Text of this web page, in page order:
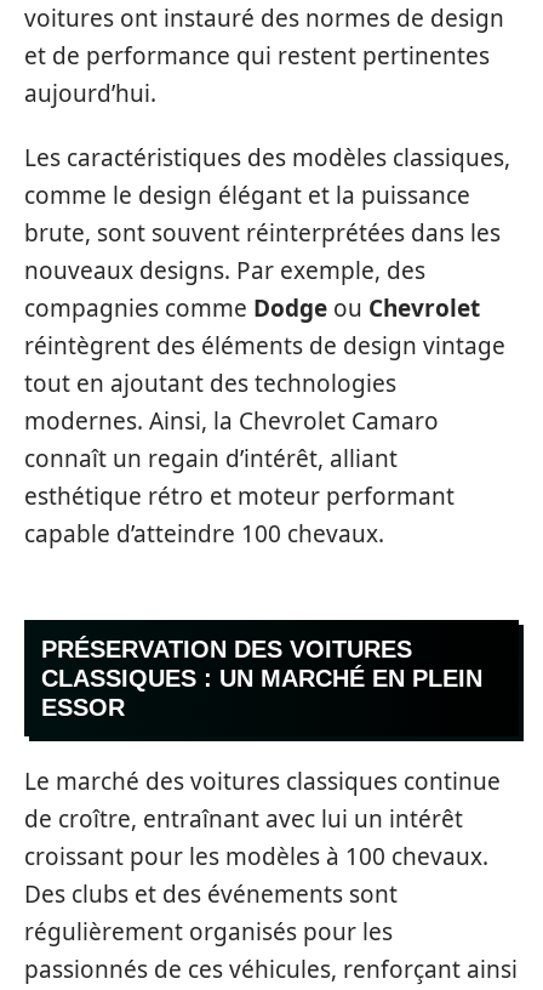
voitures ont instauré des normes de design
et de performance qui restent pertinentes
aujourd’hui.
Les caractéristiques des modèles classiques,
comme le design élégant et la puissance
brute, sont souvent réinterprétées dans les
nouveaux designs. Par exemple, des
compagnies comme Dodge ou Chevrolet
réintègrent des éléments de design vintage
tout en ajoutant des technologies
modernes. Ainsi, la Chevrolet Camaro
connaît un regain d’intérêt, alliant
esthétique rétro et moteur performant
capable d’atteindre 100 chevaux.
PRÉSERVATION DES VOITURES
CLASSIQUES : UN MARCHÉ EN PLEIN
ESSOR
Le marché des voitures classiques continue
de croître, entraînant avec lui un intérêt
croissant pour les modèles à 100 chevaux.
Des clubs et des événements sont
régulièrement organisés pour les
passionnés de ces véhicules, renforçant ainsi